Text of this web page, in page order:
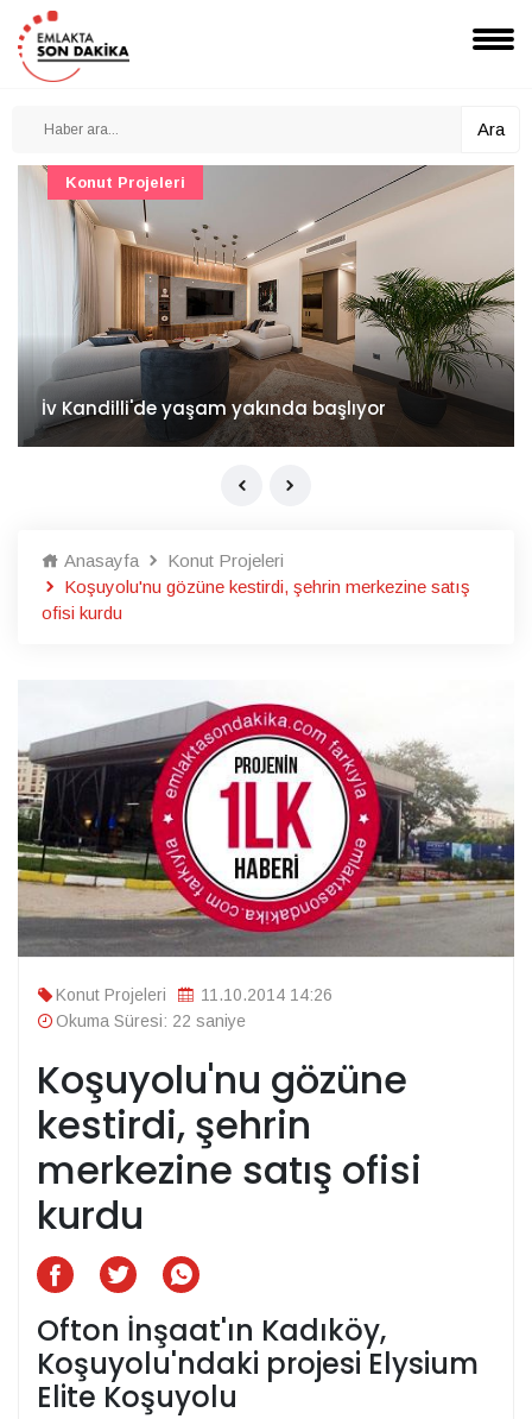
Ara
İv Kandilli'de yaşam yakında başlıyor
Konut Projeleri
Anasayfa
Konut Projeleri
Koşuyolu'nu gözüne kestirdi, şehrin merkezine satış
ofisi kurdu
Konut Projeleri
11.10.2014 14:26
Okuma Süresi: 22 saniye
Koşuyolu'nu gözüne
kestirdi, şehrin
merkezine satış ofisi
kurdu
Ofton İnşaat'ın Kadıköy,
Koşuyolu'ndaki projesi Elysium
Elite Koşuyolu